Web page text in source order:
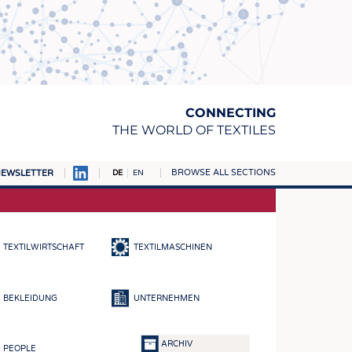
CONNECTING
THE WORLD OF TEXTILES
DE EN BROWSE ALL SECTIONS
TEXTILWIRTSCHAFT TEXTILMASCHINEN
BEKLEIDUNG UNTERNEHMEN
PEOPLE ARCHIV